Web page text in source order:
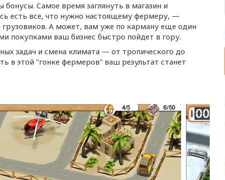
Самое время заглянуть в магазин и
есть все, что нужно настоящему фермеру, —
грузовиков. А может, вам уже по карману еще один
покупками ваш бизнес быстро пойдет в гору.
задач и смена климата — от тропического до
в этой "гонке фермеров" ваш результат станет